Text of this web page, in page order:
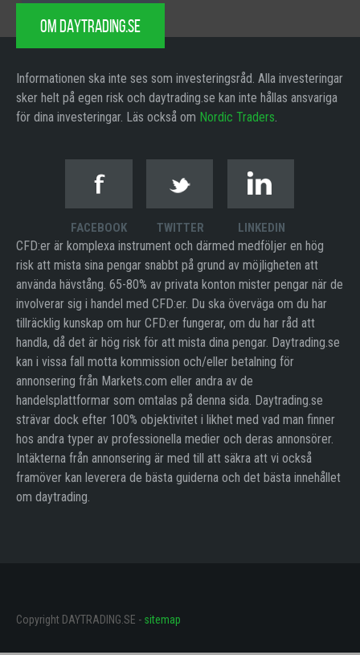
OM DAYTRADING.SE
Informationen ska inte ses som investeringsråd. Alla investeringar
sker helt på egen risk och daytrading.se kan inte hållas ansvariga
för dina investeringar. Läs också om Nordic Traders.
FACEBOOK TWITTER LINKEDIN
CFD:er är komplexa instrument och därmed medföljer en hög
risk att mista sina pengar snabbt på grund av möjligheten att
använda hävstång. 65-80% av privata konton mister pengar när de
involverar sig i handel med CFD:er. Du ska överväga om du har
tillräcklig kunskap om hur CFD:er fungerar, om du har råd att
handla, då det är hög risk för att mista dina pengar. Daytrading.se
kan i vissa fall motta kommission och/eller betalning för
annonsering från Markets.com eller andra av de
handelsplattformar som omtalas på denna sida. Daytrading.se
strävar dock efter 100% objektivitet i likhet med vad man finner
hos andra typer av professionella medier och deras annonsörer.
Intäkterna från annonsering är med till att säkra att vi också
framöver kan leverera de bästa guiderna och det bästa innehållet
om daytrading.
Copyright DAYTRADING.SE - sitemap